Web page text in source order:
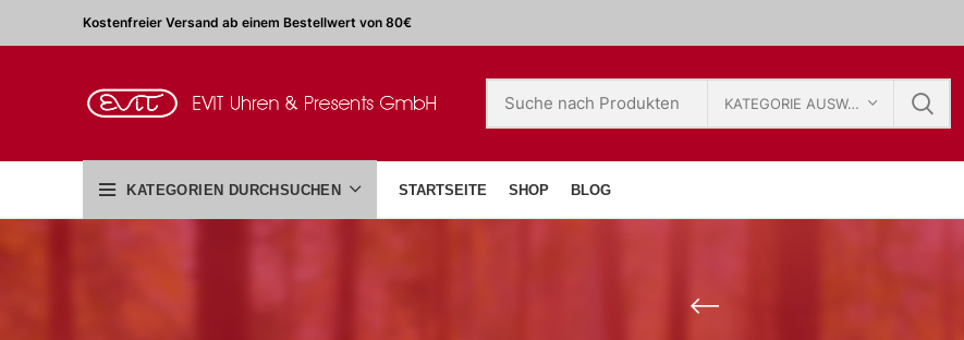
Kostenfreier Versand ab einem Bestellwert von 80€
KATEGORIE AUSWÄHLEN
KATEGORIEN DURCHSUCHEN STARTSEITE SHOP BLOG